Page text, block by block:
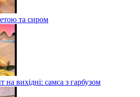
та сиром
на вихідні: самса з гарбузом